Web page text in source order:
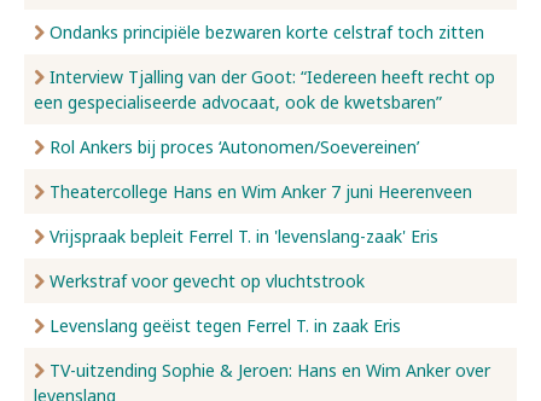
Ondanks principiële bezwaren korte celstraf toch zitten
Interview Tjalling van der Goot: “Iedereen heeft recht op
een gespecialiseerde advocaat, ook de kwetsbaren”
Rol Ankers bij proces ‘Autonomen/Soevereinen’
Theatercollege Hans en Wim Anker 7 juni Heerenveen
Vrijspraak bepleit Ferrel T. in 'levenslang-zaak' Eris
Werkstraf voor gevecht op vluchtstrook
Levenslang geëist tegen Ferrel T. in zaak Eris
TV-uitzending Sophie & Jeroen: Hans en Wim Anker over
levenslang